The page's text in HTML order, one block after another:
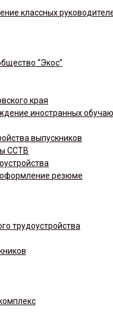
классных
“Экос”
края
иностранных
выпускников
ССТВ
оформление резюме
трудоустройства